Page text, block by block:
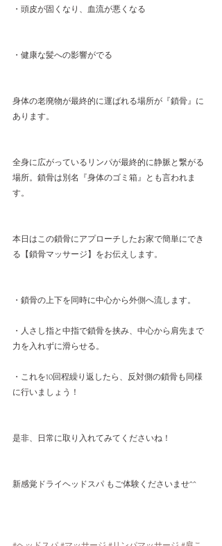
・頭皮が固くなり、血流が悪くなる
・健康な髪への影響がでる
身体の老廃物が最終的に運ばれる場所が『鎖骨』に
あります。
全身に広がっているリンパが最終的に静脈と繋がる
場所。鎖骨は別名『身体のゴミ箱』とも言われま
す。
本日はこの鎖骨にアプローチしたお家で簡単にでき
る【鎖骨マッサージ】をお伝えします。
・鎖骨の上下を同時に中心から外側へ流します。
・人さし指と中指で鎖骨を挟み、中心から肩先まで
力を入れずに滑らせる。
・これを10回程繰り返したら、反対側の鎖骨も同様
に行いましょう！
是非、日常に取り入れてみてくださいね！
新感覚ドライヘッドスパ もご体験くださいませ^^